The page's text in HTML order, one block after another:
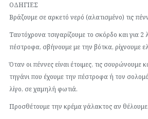
ΟΔΗΓΙΕΣ
Βράζουμε σε αρκετό νερό (αλατισμένο) τις
Ταυτόχρονα τσιγαρίζουμε το σκόρδο και για
πέστροφα, σβήνουμε με την βότκα, ρίχνουμε
Όταν οι πέννες είναι έτοιμες, τις σουρώνουμε
τηγάνι που έχουμε την πέστροφα ή τον
λίγο, σε χαμηλή φωτιά.
Προσθέτουμε την κρέμα γάλακτος αν θέλουμε.